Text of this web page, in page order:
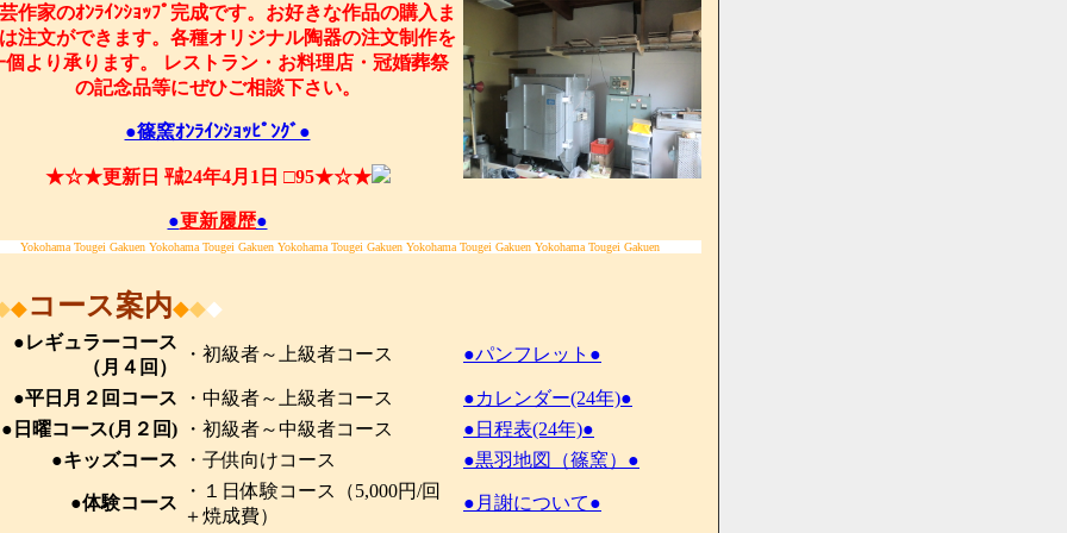
作家のｵﾝﾗｲﾝｼｮｯﾌﾟ完成です。お好きな作品の購入ま
注文ができます。各種オリジナル陶器の注文制作を
個より承ります。 レストラン・お料理店・冠婚葬祭
の記念品等にぜひご相談下さい。
●篠窯ｵﾝﾗｲﾝｼｮｯﾋﾟﾝｸﾞ●
★☆★更新日 ㍻24年4月1日 □95★☆★
●更新履歴●
Yokohama Tougei Gakuen Yokohama Tougei Gakuen Yokohama Tougei Gakuen Yokohama Tougei Gakuen Yokohama Tougei Gakuen
◆コース案内◆◆◆
●レギュラーコース
（月４回）
・初級者～上級者コース ●パンフレット●
●平日月２回コース ・中級者～上級者コース
●カレンダー(24年)●
●日曜コース(月２回)
・初級者～中級者コース
●日程表(24年)●
●キッズコース
・子供向けコース ●黒羽地図（篠窯）●
●体験コース
・１日体験コース（5,000円/回
＋焼成費）
●月謝について●